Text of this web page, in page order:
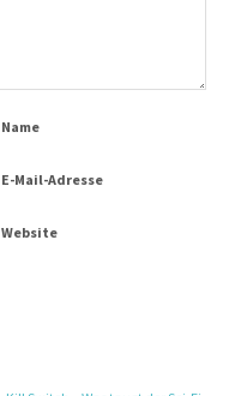
Name
E-Mail-Adresse
Website